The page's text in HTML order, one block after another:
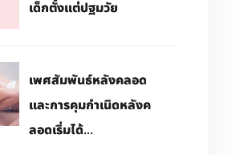
เด็กตั้งแต่ปฐมวัย
เพศสัมพันธ์หลังคลอด
และการคุมกำเนิดหลังค
ลอดเริ่มได้...